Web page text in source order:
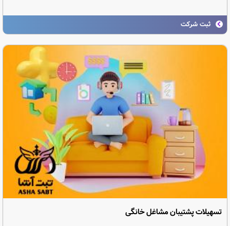
ثبت شرکت
تسهیلات پشتیبان مشاغل خانگی